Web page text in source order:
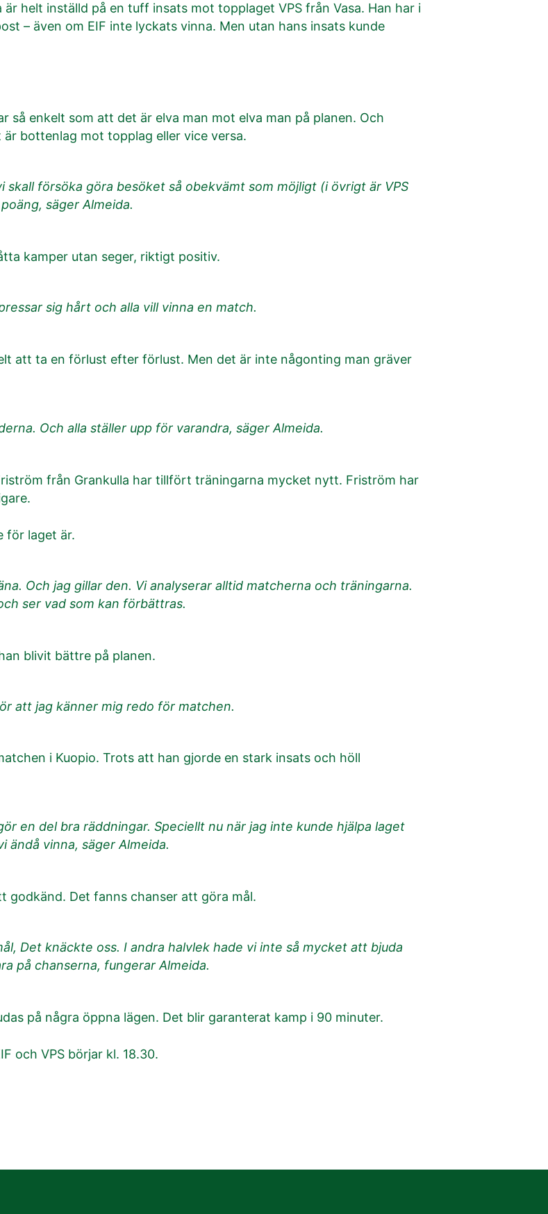
helt inställd på en tuff insats mot topplaget VPS från Vasa. Han har i
– även om EIF inte lyckats vinna. Men utan hans insats kunde
så enkelt som att det är elva man mot elva man på planen. Och
bottenlag mot topplag eller vice versa.
skall försöka göra besöket så obekvämt som möjligt (i övrigt är VPS
säger Almeida.
kamper utan seger, riktigt positiv.
sig hårt och alla vill vinna en match.
att ta en förlust efter förlust. Men det är inte någonting man gräver
Och alla ställer upp för varandra, säger Almeida.
från Grankulla har tillfört träningarna mycket nytt. Friström har
för laget är.
Och jag gillar den. Vi analyserar alltid matcherna och träningarna.
ser vad som kan förbättras.
blivit bättre på planen.
att jag känner mig redo för matchen.
i Kuopio. Trots att han gjorde en stark insats och höll
en del bra räddningar. Speciellt nu när jag inte kunde hjälpa laget
vinna, säger Almeida.
godkänd. Det fanns chanser att göra mål.
Det knäckte oss. I andra halvlek hade vi inte så mycket att bjuda
på chanserna, fungerar Almeida.
på några öppna lägen. Det blir garanterat kamp i 90 minuter.
och VPS börjar kl. 18.30.